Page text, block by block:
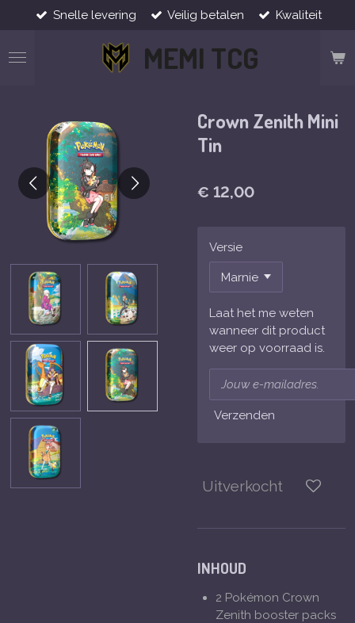
direct
naar
MEMI TCG
Snelle levering Veilig betalen Kwaliteit
Crown Zenith Mini
Tin
€ 12,00
Versie
Laat het me weten
wanneer dit product
weer op voorraad is.
Verzenden
Uitverkocht
INHOUD
2 Pokémon Crown
Zenith booster packs